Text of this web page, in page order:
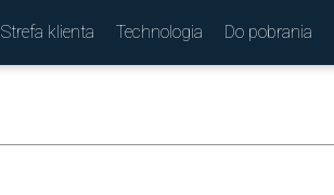
Strefa klienta Technologia Do pobrania